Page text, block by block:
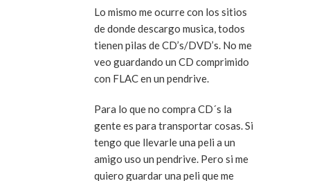
Lo mismo me ocurre con los sitios
de donde descargo musica, todos
tienen pilas de CD’s/DVD’s. No me
veo guardando un CD comprimido
con FLAC en un pendrive.
Para lo que no compra CD´s la
gente es para transportar cosas. Si
tengo que llevarle una peli a un
amigo uso un pendrive. Pero si me
quiero guardar una peli que me